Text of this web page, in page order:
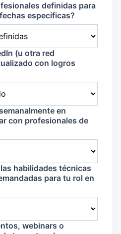
definidas para
específicas?
(u otra red
con logros
en
con profesionales de
habilidades técnicas
para tu rol en
webinars o